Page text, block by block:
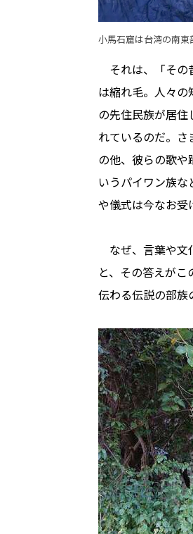
小馬石窟は台湾の南
それは、「その
は縮れ毛。人々
の先住民族が居
れているのだ。
の他、彼らの歌
いうパイワン族
や儀式は今なお受
なぜ、言葉や文
と、その答えが
伝わる伝説の部族